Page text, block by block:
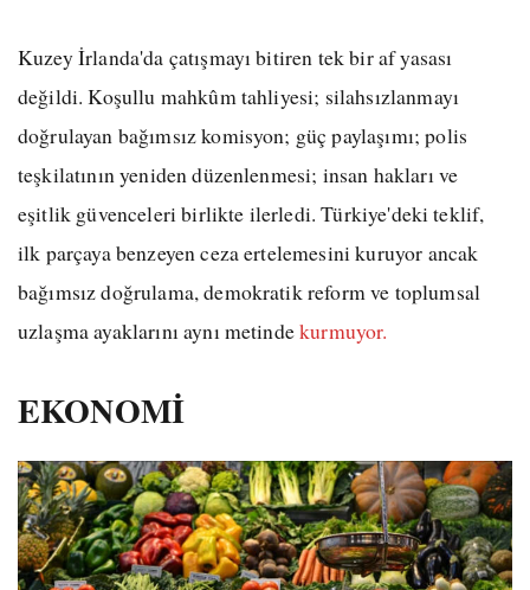
Kuzey İrlanda'da çatışmayı bitiren tek bir af yasası
değildi. Koşullu mahkûm tahliyesi; silahsızlanmayı
doğrulayan bağımsız komisyon; güç paylaşımı; polis
teşkilatının yeniden düzenlenmesi; insan hakları ve
eşitlik güvenceleri birlikte ilerledi. Türkiye'deki teklif,
ilk parçaya benzeyen ceza ertelemesini kuruyor ancak
bağımsız doğrulama, demokratik reform ve toplumsal
uzlaşma ayaklarını aynı metindekurmuyor.
EKONOMİ